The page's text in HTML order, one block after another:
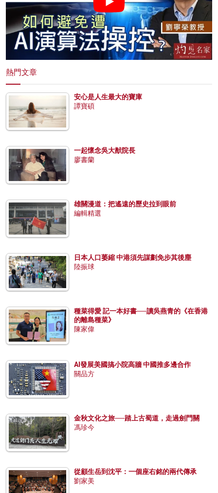
熱門文章
安心是人生最大的寶庫
譚寶碩
一起懷念吳大猷院長
廖書蘭
雄關漫道：把遙遠的歷史拉到眼前
編輯精選
日本人口萎縮 中港須先謀劃免步其後塵
陸振球
種菜得愛 記一本好書──讀吳燕青的《在香港
的離島種菜》
陳家偉
AI發展美國搞小院高牆 中國推多邊合作
關品方
金秋文化之旅──踏上古蜀道，走過劍門關
馮珍今
從顧生岳到沈平：一個座右銘的兩代傳承
劉家美